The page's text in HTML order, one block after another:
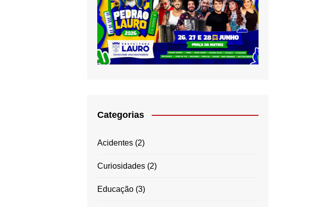
Categorias
Acidentes (2)
Curiosidades (2)
Educação (3)